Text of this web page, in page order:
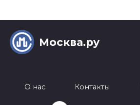
Москва.ру
О нас Контакты